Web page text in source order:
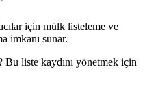
için mülk listeleme ve
imkanı sunar.
liste kaydını yönetmek için